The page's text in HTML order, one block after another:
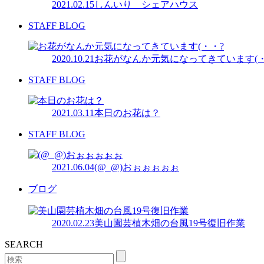
2021.02.15しんいり シェアハウス
STAFF BLOG
2020.10.21 お花がなんか元気になってきています(
STAFF BLOG
2021.03.11本日のお花は？
STAFF BLOG
2021.06.04(@_@)おぉぉぉぉぉ
ブログ
2020.02.23美山園芸植木畑の台風19号復旧作業
SEARCH